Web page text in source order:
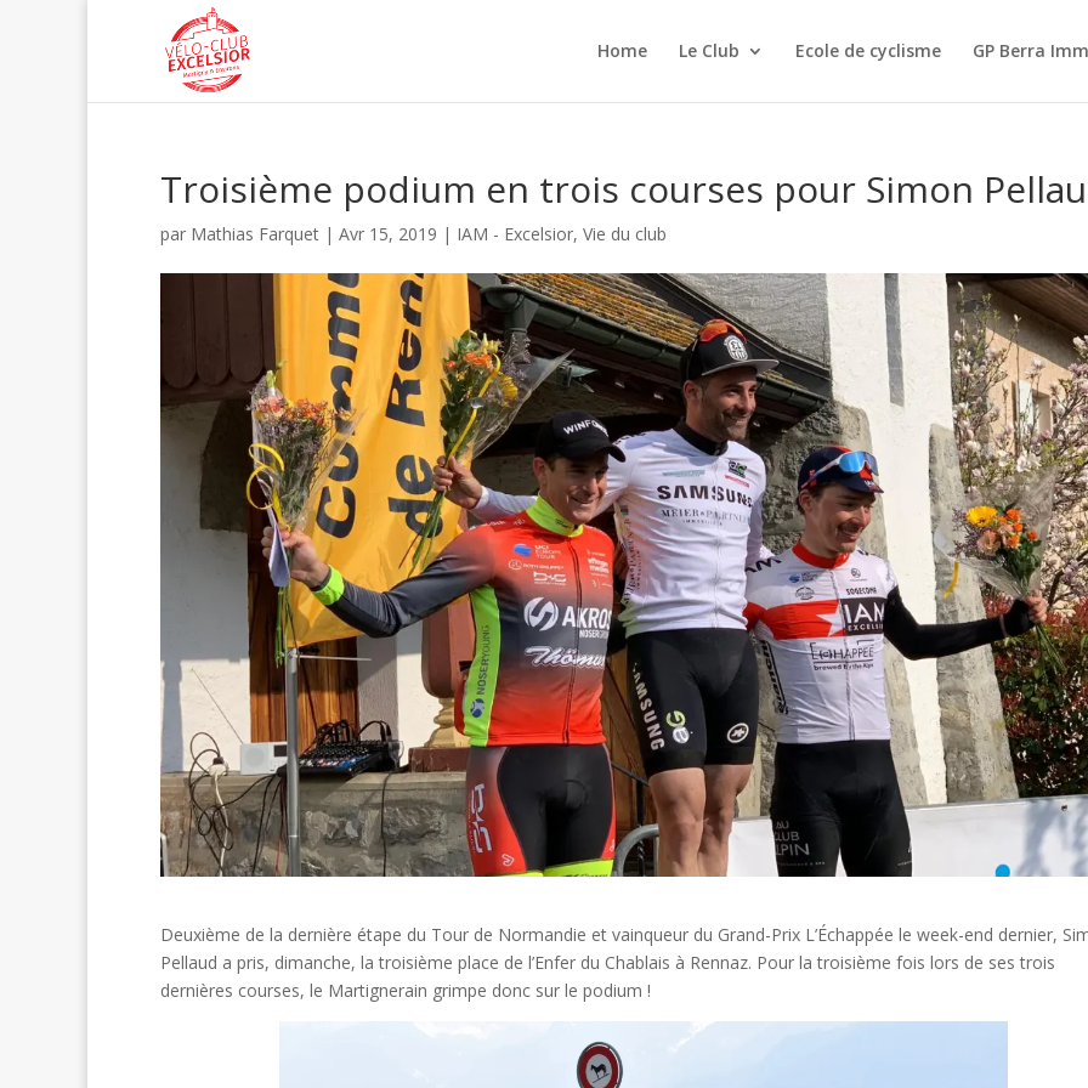
Home Le Club Ecole de cyclisme GP Berra
Troisième podium en trois courses pour Simon
par Mathias Farquet | Avr 15, 2019 | IAM - Excelsior, Vie du club
Deuxième de la dernière étape du Tour de Normandie et vainqueur du Grand-Prix L’Échappée le week-end dernier,
Pellaud a pris, dimanche, la troisième place de l’Enfer du Chablais à Rennaz. Pour la troisième fois lors de ses trois
dernières courses, le Martignerain grimpe donc sur le podium !